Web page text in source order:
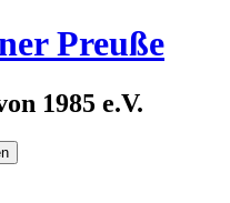
Preuße
1985 e.V.